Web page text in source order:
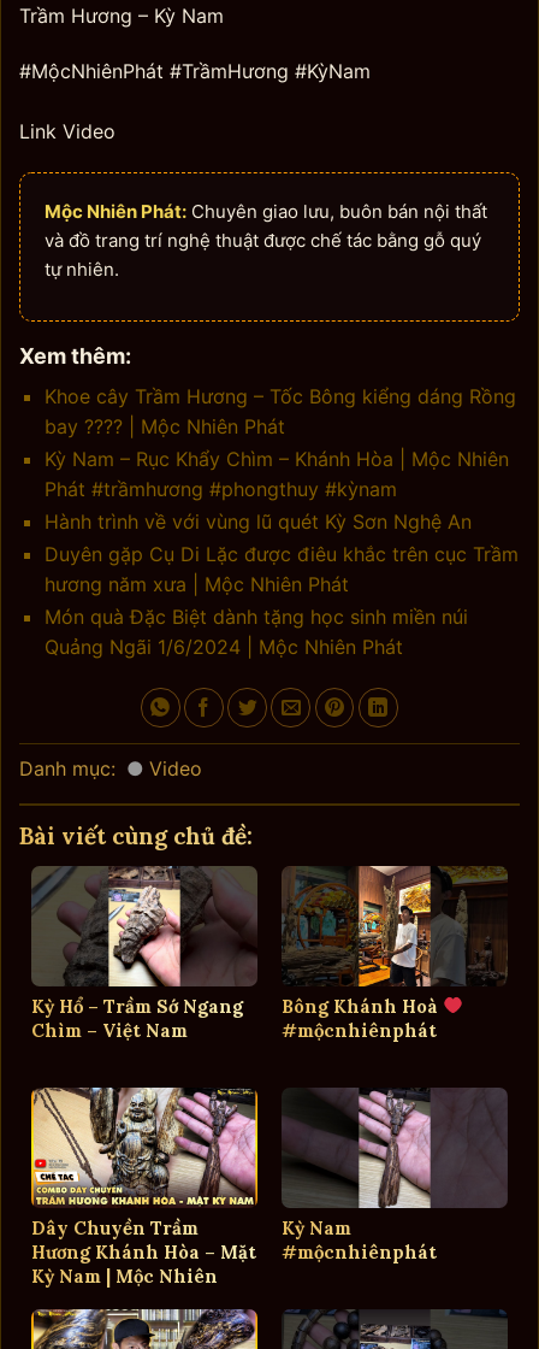
Trầm Hương – Kỳ Nam
#MộcNhiênPhát #TrầmHương #KỳNam
Link Video
Mộc Nhiên Phát: Chuyên giao lưu, buôn bán nội thất
và đồ trang trí nghệ thuật được chế tác bằng gỗ quý
tự nhiên.
Xem thêm:
Khoe cây Trầm Hương – Tốc Bông kiểng dáng Rồng
bay ???? | Mộc Nhiên Phát
Kỳ Nam – Rục Khẩy Chìm – Khánh Hòa | Mộc Nhiên
Phát #trầmhương #phongthuy #kỳnam
Hành trình về với vùng lũ quét Kỳ Sơn Nghệ An
Duyên gặp Cụ Di Lặc được điêu khắc trên cục Trầm
hương năm xưa | Mộc Nhiên Phát
Món quà Đặc Biệt dành tặng học sinh miền núi
Quảng Ngãi 1/6/2024 | Mộc Nhiên Phát
Danh mục: Video
Bài viết cùng chủ đề:
Kỳ Hổ – Trầm Sớ Ngang
Chìm – Việt Nam
Bông Khánh Hoà
#mộcnhiênphát
Dây Chuyền Trầm
Hương Khánh Hòa – Mặt
Kỳ Nam | Mộc Nhiên
Kỳ Nam
#mộcnhiênphát